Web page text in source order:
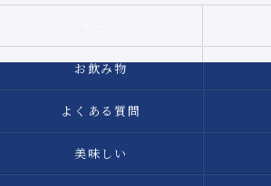
お飲み物
よくある質問
美味しい